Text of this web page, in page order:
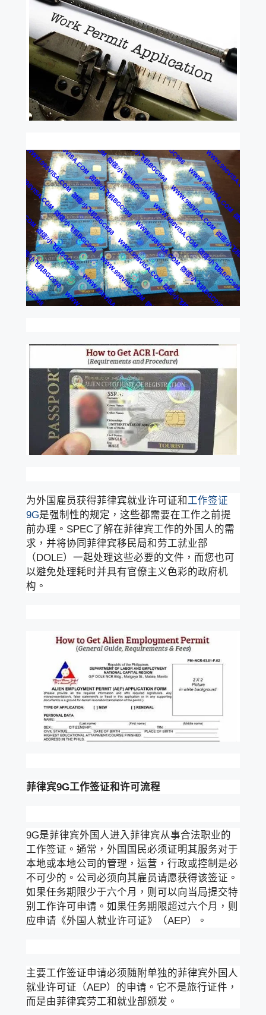
为外国雇员获得菲律宾就业许可证和 工作签证
9G是强制性的规定，这些都需要在工作之前提
前办理。SPEC了解在菲律宾工作的外国人的需
求，并将协同菲律宾移民局和劳工就业部
（DOLE）一起处理这些必要的文件，而您也可
以避免处理耗时并具有官僚主义色彩的政府机
构。
菲律宾9G工作签证和许可流程
9G是菲律宾外国人进入菲律宾从事合法职业的
工作签证。通常，外国国民必须证明其服务对于
本地或本地公司的管理，运营，行政或控制是必
不可少的。公司必须向其雇员请愿获得该签证。
如果任务期限少于六个月，则可以向当局提交特
别工作许可申请。如果任务期限超过六个月，则
应申请《外国人就业许可证》（AEP）。
主要工作签证申请必须随附单独的菲律宾外国人
就业许可证（AEP）的申请。它不是旅行证件，
而是由菲律宾劳工和就业部颁发。